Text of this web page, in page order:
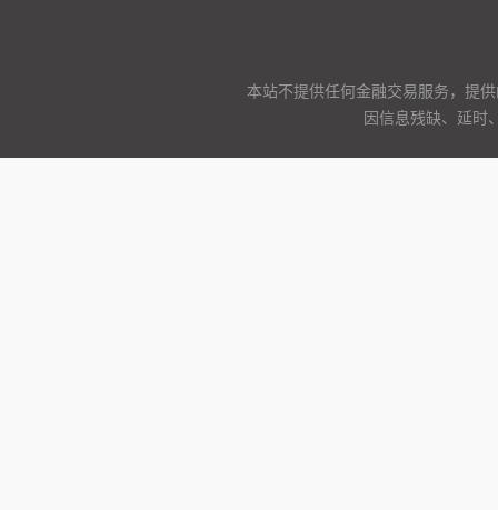
本站不提供任何金融交易服务，提
因信息残缺、延时